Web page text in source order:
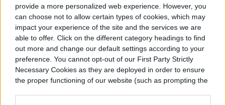
provide a more personalized web experience. However, you
can choose not to allow certain types of cookies, which may
impact your experience of the site and the services we are
able to offer. Click on the different category headings to find
out more and change our default settings according to your
preference. You cannot opt-out of our First Party Strictly
Necessary Cookies as they are deployed in order to ensure
the proper functioning of our website (such as prompting the